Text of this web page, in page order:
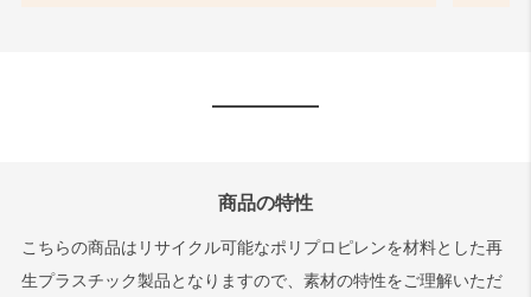
商品の特性
こちらの商品はリサイクル可能なポリプロピレンを材料とした再
生プラスチック製品となりますので、素材の特性をご理解いただ